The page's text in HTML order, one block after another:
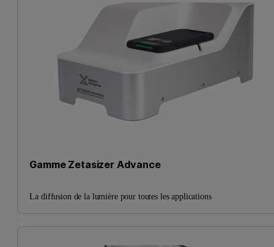
Gamme Zetasizer Advance
La diffusion de la lumière pour toutes les applications